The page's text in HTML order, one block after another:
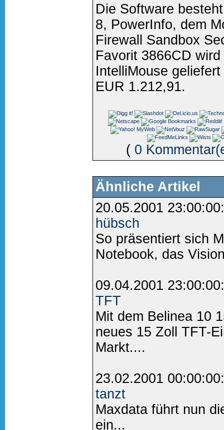
Die Software
8, PowerInfo, dem
Firewall Sandbox
Favorit 3866CD
IntelliMouse
EUR 1.212,91.
( 0
Ähnliche Artikel
20.05.2001
hübsch
So präsentiert sich
Notebook, das
09.04.2001
TFT
Mit dem Belinea 10
neues 15 Zoll TFT-
Markt....
23.02.2001
tanzt
Maxdata führt nun
ein...